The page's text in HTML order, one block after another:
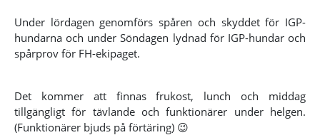
Under lördagen genomförs spåren och skyddet för IGP-
hundarna och under Söndagen lydnad för IGP-hundar och
spårprov för FH-ekipaget.
Det kommer att finnas frukost, lunch och middag
tillgängligt för tävlande och funktionärer under helgen.
(Funktionärer bjuds på förtäring) 😉